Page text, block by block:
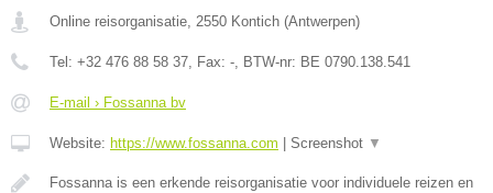
Online reisorganisatie, 2550 Kontich (Antwerpen)
Tel: +32 476 88 58 37, Fax: -, BTW-nr: BE 0790.138.541
E-mail › Fossanna bv
Website: https://www.fossanna.com Screenshot ▼
Fossanna is een erkende reisorganisatie voor individuele reizen en